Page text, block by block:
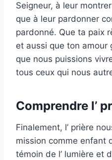
Seigneur, à leur
que à leur pardonner
pardonné. Que ta paix
et aussi que ton amour
que nous puissions
tous ceux qui nous
Comprendre l’
Finalement, l’ prière
mission comme enfant
témoin de l’ lumière et